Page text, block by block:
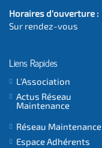
Horaires d'ouverture :
Sur rendez-vous
Liens Rapides
L'Association
Actus Réseau
Maintenance
Réseau Maintenance
Espace Adhérents